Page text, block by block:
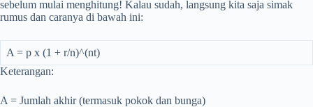
sebelum mulai menghitung! Kalau sudah, langsung kita saja simak
rumus dan caranya di bawah ini:
A = p x (1 + r/n)^(nt)
Keterangan:
A = Jumlah akhir (termasuk pokok dan bunga)